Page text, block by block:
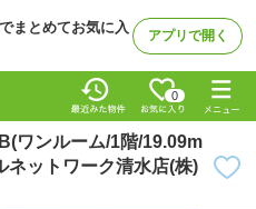
まとめてお気に入
アプリで開く
0
ワンルーム/1階/19.09m
ネットワーク清水店(株)